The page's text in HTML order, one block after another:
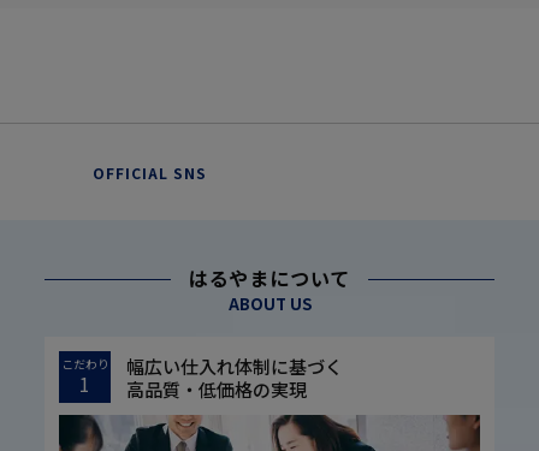
OFFICIAL SNS
はるやまについて
ABOUT US
こだわり
1
幅広い仕入れ体制に基づく
高品質・低価格の実現